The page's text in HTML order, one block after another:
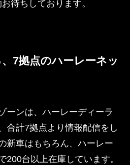
待ちしております。
7拠点のハーレーネッ
ーンは、ハーレーディーラ
合計7拠点より情報配信をし
新車はもちろん、ハーレー
200台以上在庫しています。